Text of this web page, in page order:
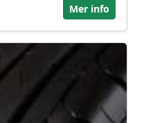
Mer info